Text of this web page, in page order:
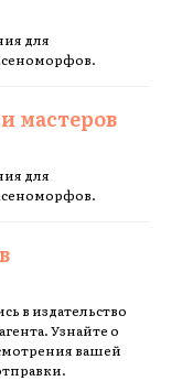
для
мастеров
для
в издательство
Узнайте о
вашей